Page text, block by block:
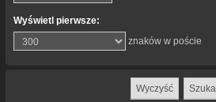
Wyświetl pierwsze:
znaków w poście